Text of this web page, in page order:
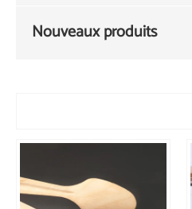
Nouveaux produits